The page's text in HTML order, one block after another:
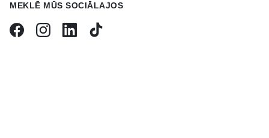
MEKLĒ MŪS SOCIĀLAJOS